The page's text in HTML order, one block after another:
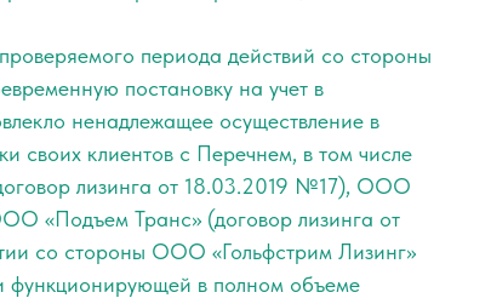
периода действий со стороны
постановку на учет в
ненадлежащее осуществление в
своих клиентов с Перечнем, в том числе
лизинга от 18.03.2019 №17), ООО
«Подъем Транс» (договор лизинга от
со стороны ООО «Гольфстрим Лизинг»
функционирующей в полном объеме